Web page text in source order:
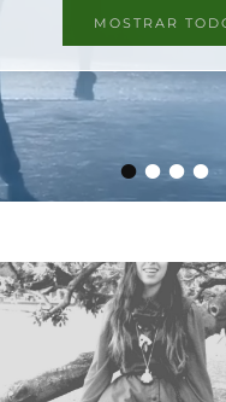
••••
MOSTRAR